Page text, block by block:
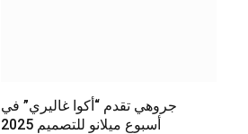
جروهي تقدم “أكوا غاليري” في
أسبوع ميلانو للتصميم 2025